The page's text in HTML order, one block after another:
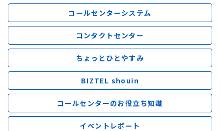
コールセンターシステム
コンタクトセンター
ちょっとひとやすみ
BIZTEL shouin
コールセンターのお役立ち知識
イベントレポート